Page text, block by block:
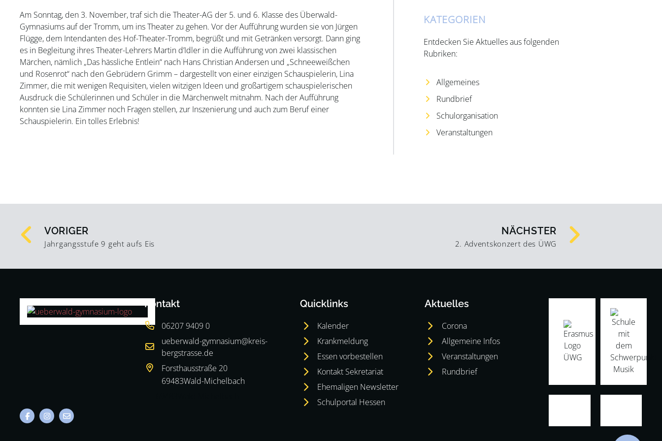
Am Sonntag, den 3. November, traf sich die Theater-AG der 5. und 6. Klasse des Überwald-
Gymnasiums auf der Tromm, um ins Theater zu gehen. Vor der Aufführung wurden sie von Jürgen
Flügge, dem Intendanten des Hof-Theater-Tromm, begrüßt und mit Getränken versorgt. Dann ging
es in Begleitung ihres Theater-Lehrers Martin d’Idler in die Aufführung von zwei klassischen
Märchen, nämlich „Das hässliche Entlein“ nach Hans Christian Andersen und „Schneeweißchen
und Rosenrot“ nach den Gebrüdern Grimm – dargestellt von einer einzigen Schauspielerin, Lina
Zimmer, die mit wenigen Requisiten, vielen witzigen Ideen und großartigem schauspielerischen
Ausdruck die Schülerinnen und Schüler in die Märchenwelt mitnahm. Nach der Aufführung
konnten sie Lina Zimmer noch Fragen stellen, zur Inszenierung und auch zum Beruf einer
Schauspielerin. Ein tolles Erlebnis!
KATEGORIEN
Entdecken Sie Aktuelles aus folgenden
Rubriken:
Allgemeines
Rundbrief
Schulorganisation
Veranstaltungen
VORIGER
Jahrgangsstufe 9 geht aufs Eis
NÄCHSTER
2. Adventskonzert des ÜWG
Kontakt
06207 9409 0
ueberwald-gymnasium@kreis-
bergstrasse.de
Forsthausstraße 20
69483Wald-Michelbach
Quicklinks
Kalender
Krankmeldung
Essen vorbestellen
Kontakt Sekretariat
Ehemaligen Newsletter
Schulportal Hessen
Aktuelles
Corona
Allgemeine Infos
Veranstaltungen
Rundbrief